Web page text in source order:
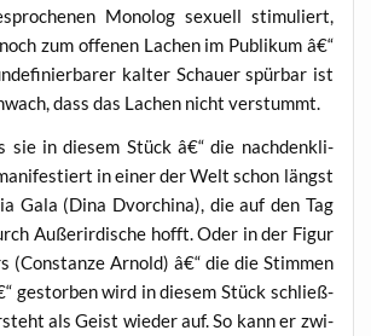
Mono­log sexu­ell sti­mu­liert,
zum offe­nen Lachen im Publi­kum â€“
kal­ter Schau­er spür­bar ist
dass das Lachen nicht verstummt.
sie in die­sem Stück â€“ die nach­denk­li­
in einer der Welt schon längst
Gala (Dina Dvor­chi­na), die auf den Tag
Außer­ir­di­sche hofft. Oder in der Figur
(Con­stan­ze Arnold) â€“ die die Stim­men
gestor­ben wird in die­sem Stück schließ­
als Geist wie­der auf. So kann er zwi­